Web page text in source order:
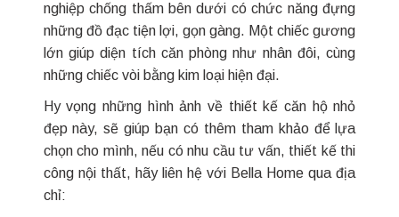
nghiệp chống thấm bên dưới có chức năng đựng
những đồ đạc tiện lợi, gọn gàng. Một chiếc gương
lớn giúp diện tích căn phòng như nhân đôi, cùng
những chiếc vòi bằng kim loại hiện đại.
Hy vọng những hình ảnh về thiết kế căn hộ nhỏ
đẹp này, sẽ giúp bạn có thêm tham khảo để lựa
chọn cho mình, nếu có nhu cầu tư vấn, thiết kế thi
công nội thất, hãy liên hệ với Bella Home qua địa
chỉ: